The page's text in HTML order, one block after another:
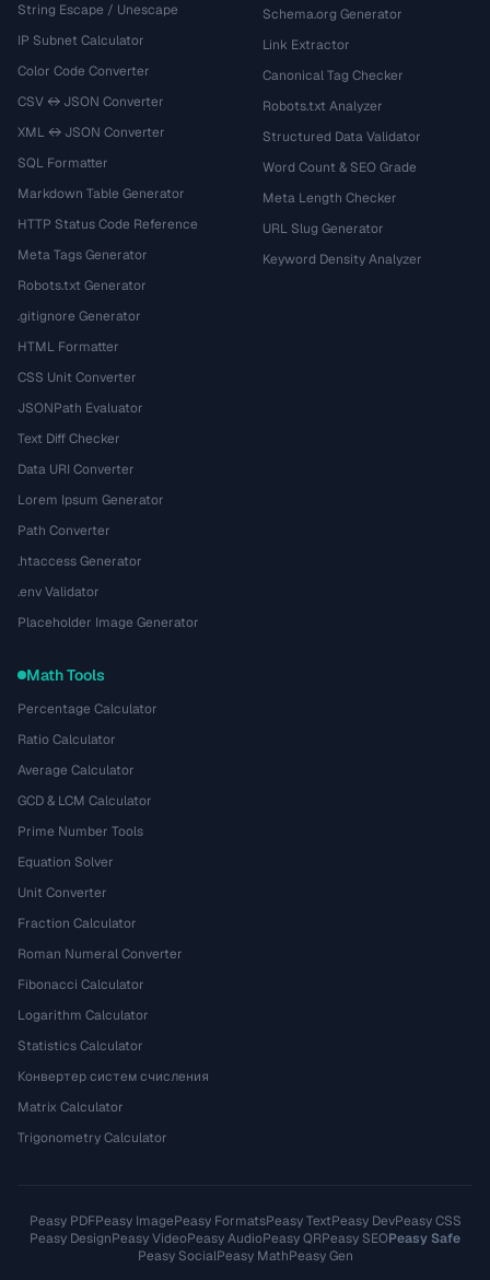
String Escape / Unescape
IP Subnet Calculator
Color Code Converter
CSV ↔ JSON Converter
XML ↔ JSON Converter
SQL Formatter
Markdown Table Generator
HTTP Status Code Reference
Meta Tags Generator
Robots.txt Generator
.gitignore Generator
HTML Formatter
CSS Unit Converter
JSONPath Evaluator
Text Diff Checker
Data URI Converter
Lorem Ipsum Generator
Path Converter
.htaccess Generator
.env Validator
Placeholder Image Generator
Schema.org Generator
Link Extractor
Canonical Tag Checker
Robots.txt Analyzer
Structured Data Validator
Word Count & SEO Grade
Meta Length Checker
URL Slug Generator
Keyword Density Analyzer
Math Tools
Percentage Calculator
Ratio Calculator
Average Calculator
GCD & LCM Calculator
Prime Number Tools
Equation Solver
Unit Converter
Fraction Calculator
Roman Numeral Converter
Fibonacci Calculator
Logarithm Calculator
Statistics Calculator
Конвертер систем счисления
Matrix Calculator
Trigonometry Calculator
Peasy PDFPeasy ImagePeasy FormatsPeasy TextPeasy DevPeasy CSS
Peasy DesignPeasy VideoPeasy AudioPeasy QRPeasy SEOPeasy Safe
Peasy SocialPeasy MathPeasy Gen